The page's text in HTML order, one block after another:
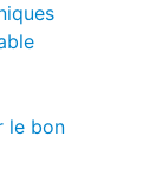
le bon